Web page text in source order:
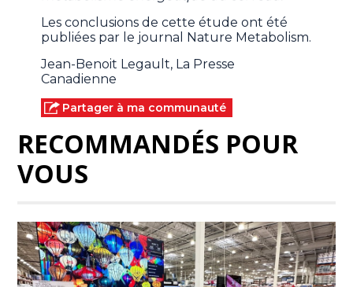
Les conclusions de cette étude ont été
publiées par le journal Nature Metabolism.
Jean-Benoit Legault, La Presse
Canadienne
Partager à ma communauté
RECOMMANDÉS POUR
VOUS